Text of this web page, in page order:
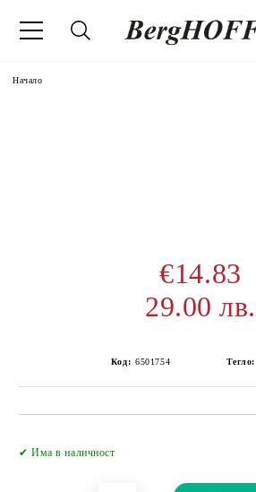
Начало
€14.83
29.00 лв.
Код: 6501754 Тегло:
✔ Има в наличност